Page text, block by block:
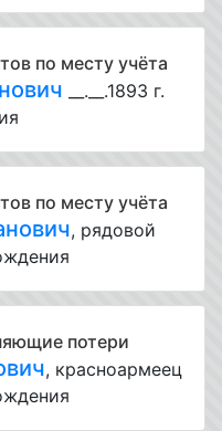
по месту учёта
__.__.1893 г.
по месту учёта
, рядовой
потери
, красноармеец